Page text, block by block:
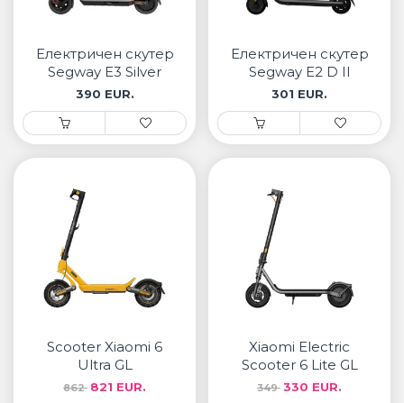
Електричен скутер
Segway E3 Silver
390 EUR.
Електричен скутер
Segway E2 D II
301 EUR.
Scooter Xiaomi 6
Ultra GL
862 821 EUR.
Xiaomi Electric
Scooter 6 Lite GL
349 330 EUR.
AIRTAGS
ПРОЕКТОРИ